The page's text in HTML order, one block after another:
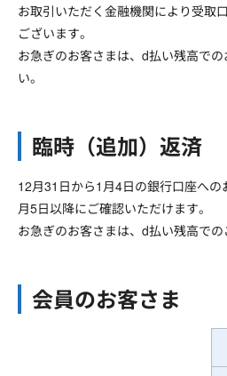
お取引いただく金融機関により受取
ございます。
お急ぎのお客さまは、d払い残高で
い。
臨時（追加）返済
12月31日から1月4日の銀行口座への
月5日以降にご確認いただけます。
お急ぎのお客さまは、d払い残高での
会員のお客さま